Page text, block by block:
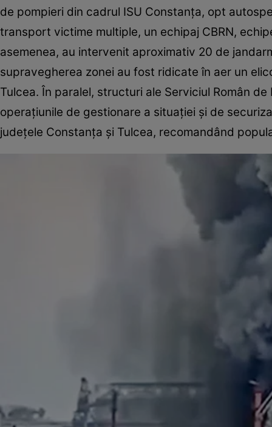
de pompieri din cadrul ISU Constanţa, opt
transport victime multiple, un echipaj CBRN,
asemenea, au intervenit aproximativ 20 de
supravegherea zonei au fost ridicate în aer un
Tulcea. În paralel, structuri ale Serviciul Român
operaţiunile de gestionare a situaţiei şi de
judeţele Constanţa şi Tulcea, recomandând